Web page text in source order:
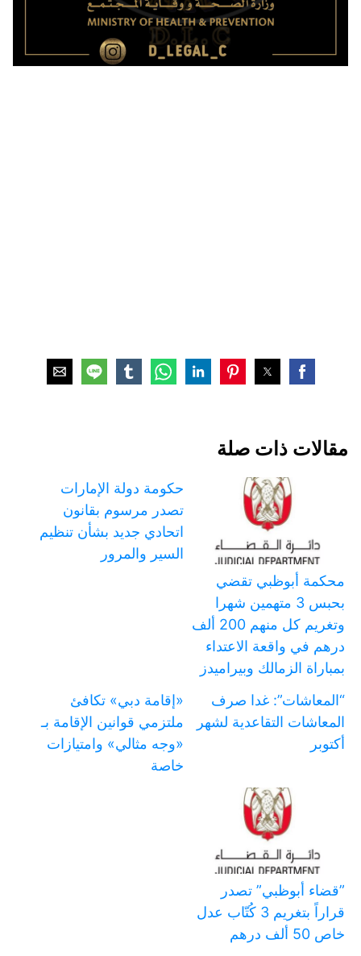
مقالات ذات صلة
محكمة أبوظبي تقضي
بحبس 3 متهمين شهرا
وتغريم كل منهم 200 ألف
درهم في واقعة الاعتداء
بمباراة الزمالك وبيراميدز
حكومة دولة الإمارات
تصدر مرسوم بقانون
اتحادي جديد بشأن تنظيم
السير والمرور
“المعاشات”: غدا صرف
المعاشات التقاعدية لشهر
أكتوبر
«إقامة دبي» تكافئ
ملتزمي قوانين الإقامة بـ
«وجه مثالي» وامتيازات
خاصة
‏”قضاء أبوظبي” تصدر
قراراً بتغريم 3 كُتّاب عدل
خاص 50 ألف درهم